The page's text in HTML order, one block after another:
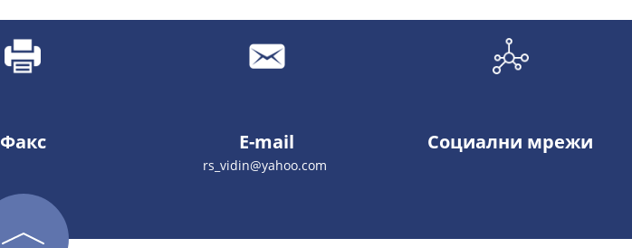
Факс E-mail
rs_vidin@yahoo.com
Социални мрежи